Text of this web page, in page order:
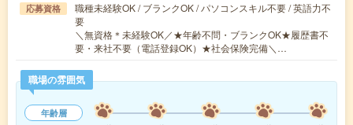
応募資格
職種未経験OK / ブランクOK / パソコンスキル不要 / 英語力不
要
＼無資格＊未経験OK／★年齢不問・ブランクOK★履歴書不
要・来社不要（電話登録OK）★社会保険完備＼…
職場の雰囲気
年齢層